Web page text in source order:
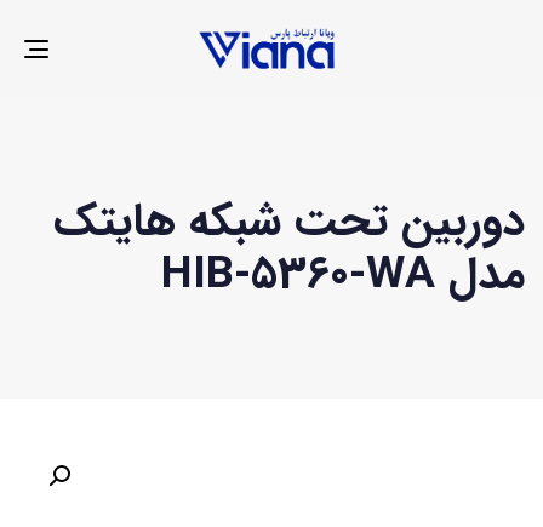
دوربین تحت شبکه هایتک
مدل HIB-5360-WA